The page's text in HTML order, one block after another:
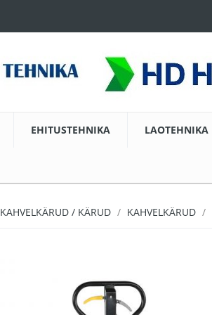
EHITUSTEHNIKA LAOTEHNIKA
KAHVELKÄRUD / KÄRUD KAHVELKÄRUD